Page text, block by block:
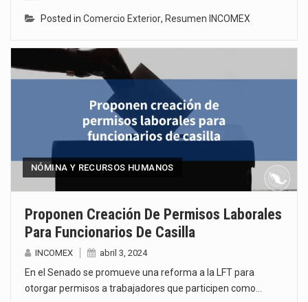
Posted in Comercio Exterior, Resumen INCOMEX
NÓMINA Y RECURSOS HUMANOS
Proponen Creación De Permisos Laborales
Para Funcionarios De Casilla
INCOMEX abril 3, 2024
En el Senado se promueve una reforma a la LFT para
otorgar permisos a trabajadores que participen como…